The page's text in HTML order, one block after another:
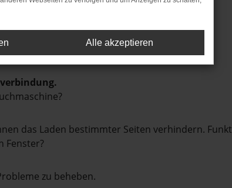
das Laden bestimmter Seiten verhindern.
Fenster?
zu beheben.
Alle akzeptieren